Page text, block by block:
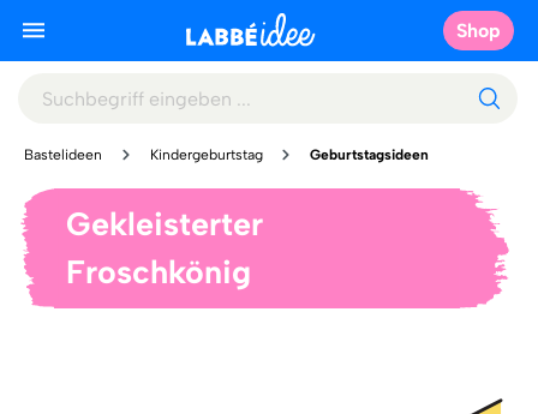
Shop
Bastelideen Kindergeburtstag Geburtstagsideen
Gekleisterter
Froschkönig